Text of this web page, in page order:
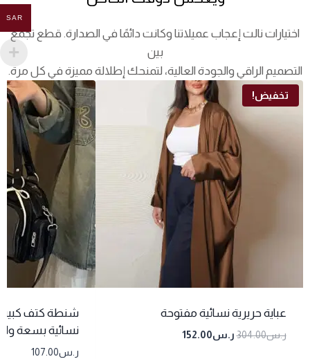
اختيارات نالت إعجاب عميلاتنا وكانت دائمًا في الصدارة. قطع تجمع
بين
التصميم الراقي والجودة العالية، لتمنحك إطلالة مميزة في كل مرة.
تخفيض!
عباية حريرية نسائية مفتوحة
ر.س304.00 ر.س152.00
شنطة كتف
نسائية بسعة
ر.س107.00
SAR